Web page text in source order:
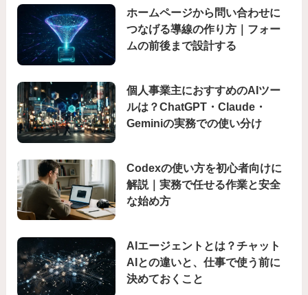
ホームページから問い合わせに
つなげる導線の作り方｜フォー
ムの前後まで設計する
個人事業主におすすめのAIツー
ルは？ChatGPT・Claude・
Geminiの実務での使い分け
Codexの使い方を初心者向けに
解説｜実務で任せる作業と安全
な始め方
AIエージェントとは？チャット
AIとの違いと、仕事で使う前に
決めておくこと